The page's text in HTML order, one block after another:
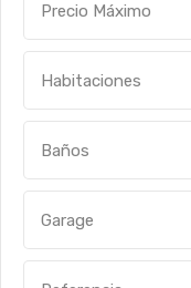
Precio Máximo
Habitaciones
Baños
Garage